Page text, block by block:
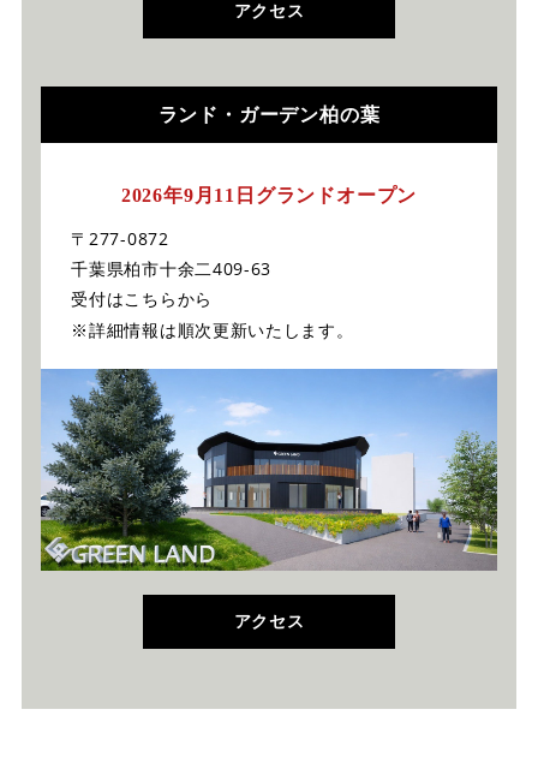
アクセス
ランド・ガーデン柏の葉
2026年9月11日グランドオープン
〒277-0872
千葉県柏市十余二409-63
受付はこちらから
※詳細情報は順次更新いたします。
アクセス